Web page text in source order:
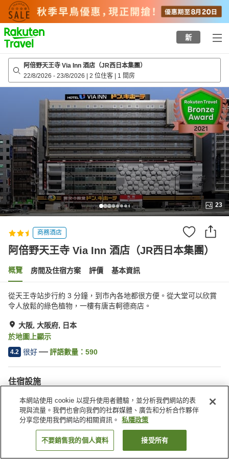
to
top
page
新
阿倍野天王寺 Via Inn 酒店（JR西日本集團）
22/8/2026 - 23/8/2026 | 2 位住客 | 1 間房
23
商務酒店
阿倍野天王寺 Via Inn 酒店（JR西日本集團）
概覽 房間及住宿方案 評價 基本資訊
從天王寺站步行約 3 分鐘，到市內各地都很方便。從大堂可以欣賞
令人放鬆的綠色植物，一樓有唐吉軻德商店。
大阪, 大阪府, 日本
於地圖上顯示
4.2 很好 評語數量： 590
住宿設施
送遞服務
喚醒服務
自動販賣機
收費洗衣房
日本 大阪府
大阪
阿倍野天王寺 Via Inn 酒店（JR西日本集團）
找客房
本網站使用 cookie 以提升使用者體驗，並分析我們網站的表
現與流量。我們也會向我們的社群媒體、廣告和分析合作夥伴
分享您使用我們網站的相關資訊。
私隱政策
不要銷售我的個人資料 接受所有